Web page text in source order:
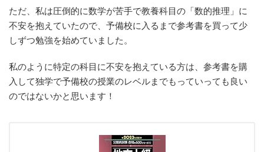
ただ、私は圧倒的に数学が苦手で教養科目の「数的推理」に
不安を抱えていたので、予備校に入るまで参考書を買って少
しずつ勉強を始めていました。
私のように特定の科目に不安を抱えている方は、参考書を購
入して独学で予備校の授業のレベルまでもっていっても良い
のではないかと思います！